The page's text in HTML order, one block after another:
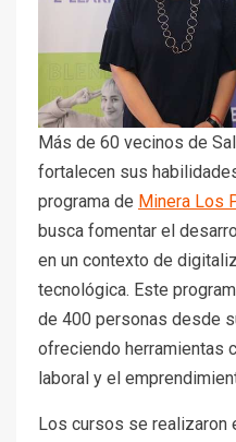
Más de 60 vecinos de
fortalecen sus
programa de Minera Los
busca fomentar el
en un contexto de
tecnológica. Este
de 400 personas desde
ofreciendo herramientas
laboral y el
Los cursos se realizaron